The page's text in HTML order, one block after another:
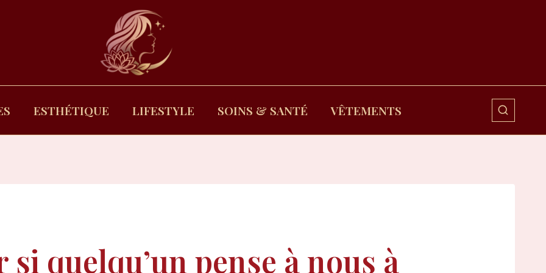
ESTHÉTIQUE LIFESTYLE SOINS & SANTÉ VÊTEMENTS
quelqu’un pense à nous à